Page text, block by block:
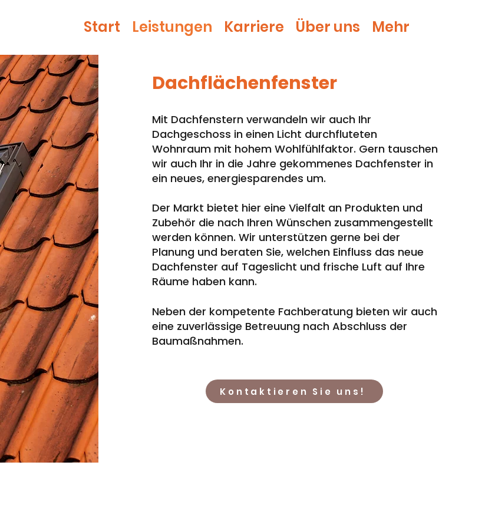
Start Leistungen Karriere Über uns Mehr
Dachflächenfenster
Mit Dachfenstern verwandeln wir auch Ihr
Dachgeschoss in einen Licht durchfluteten
Wohnraum mit hohem Wohlfühlfaktor. Gern tauschen
wir auch Ihr in die Jahre gekommenes Dachfenster in
ein neues, energiesparendes um.
Der Markt bietet hier eine Vielfalt an Produkten und
Zubehör die nach Ihren Wünschen zusammengestellt
werden können. Wir unterstützen gerne bei der
Planung und beraten Sie, welchen Einfluss das neue
Dachfenster auf Tageslicht und frische Luft auf Ihre
Räume haben kann.
Neben der kompetente Fachberatung bieten wir auch
eine zuverlässige Betreuung nach Abschluss der
Baumaßnahmen.
Kontaktieren Sie uns!